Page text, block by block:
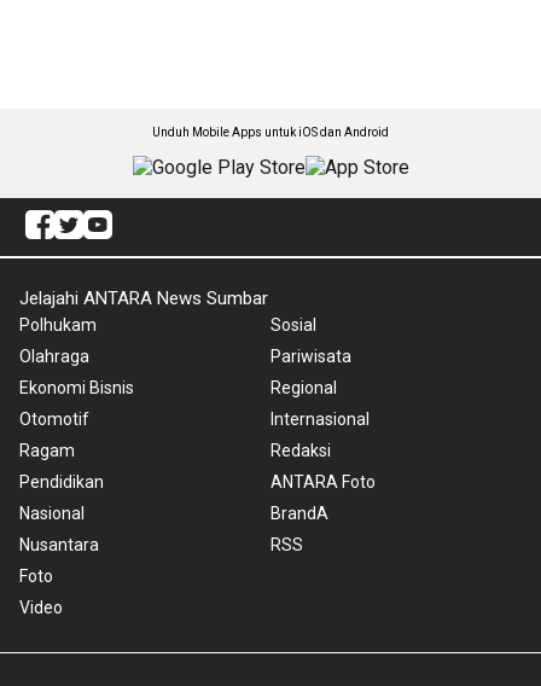
Unduh Mobile Apps untuk iOS dan Android
Jelajahi ANTARA News Sumbar
Polhukam
Olahraga
Ekonomi Bisnis
Otomotif
Ragam
Pendidikan
Nasional
Nusantara
Foto
Video
Sosial
Pariwisata
Regional
Internasional
Redaksi
ANTARA Foto
BrandA
RSS